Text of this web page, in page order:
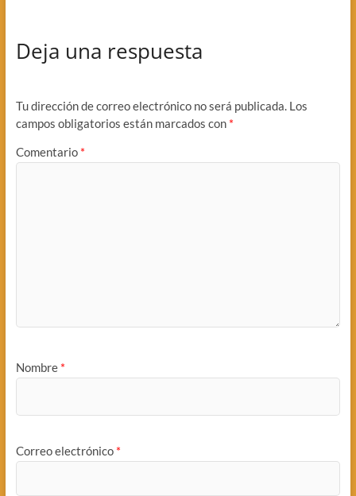
Deja una respuesta
Tu dirección de correo electrónico no será publicada. Los
campos obligatorios están marcados con *
Comentario *
Nombre *
Correo electrónico *